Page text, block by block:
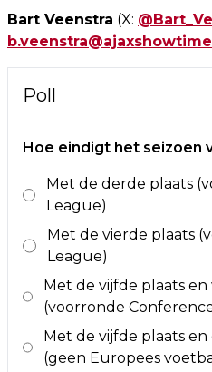
Bart Veenstra (X:
Poll
Hoe eindigt het seizoen
Met de derde plaats
League)
Met de vierde plaats
League)
Met de vijfde plaats
(voorronde
Met de vijfde plaats
(geen Europees